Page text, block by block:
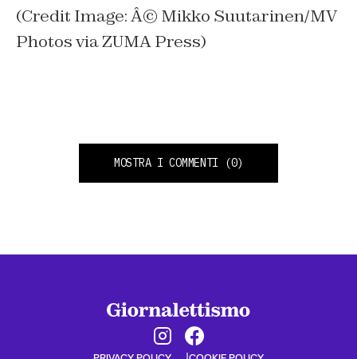
(Credit Image: Â© Mikko Suutarinen/MV
Photos via ZUMA Press)
MOSTRA I COMMENTI (0)